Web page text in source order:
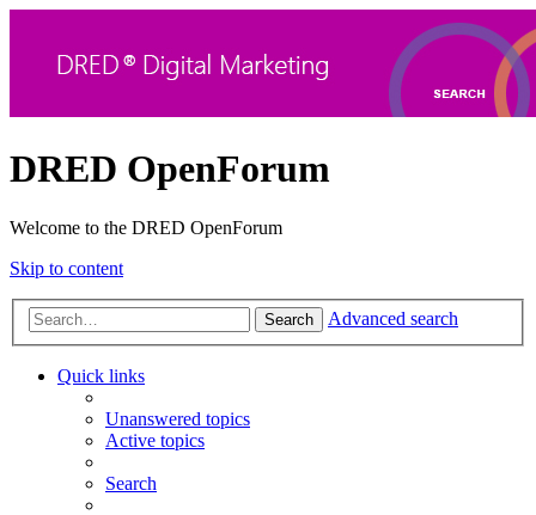
DRED OpenForum
Welcome to the DRED OpenForum
Skip to content
Search Advanced search
Quick links
Unanswered topics
Active topics
Search